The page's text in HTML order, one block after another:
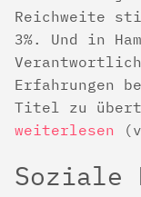
Reichweite
3%. Und in
Erfahrungen
Titel zu
weiterlesen
Soziale